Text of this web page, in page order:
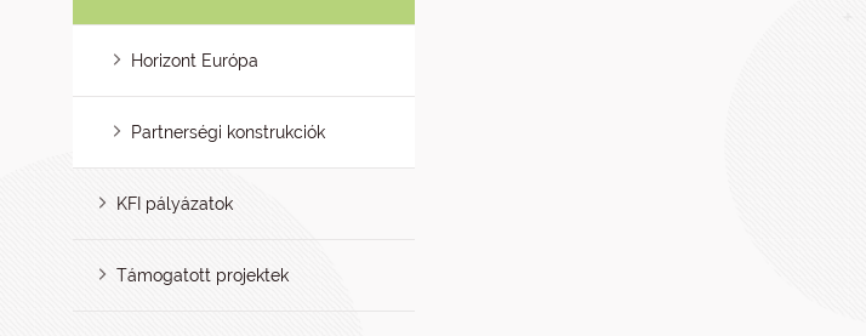
Horizont Európa
Partnerségi konstrukciók
KFI pályázatok
Támogatott projektek